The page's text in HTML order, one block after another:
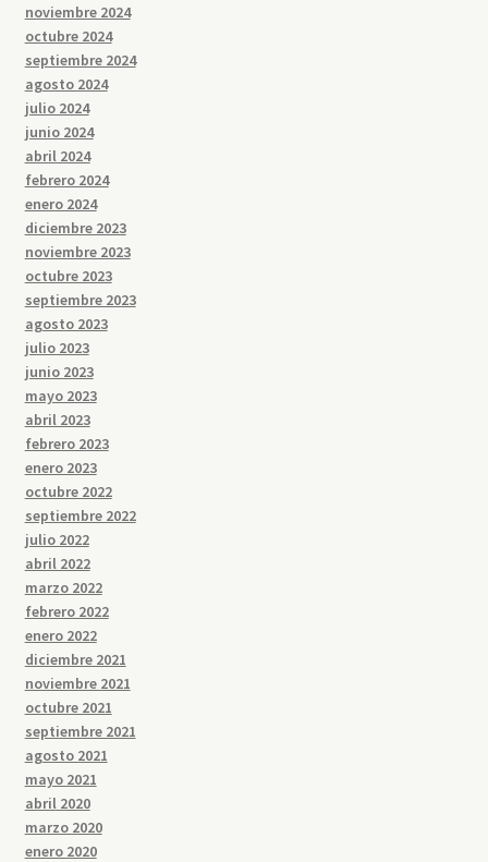
noviembre 2024
octubre 2024
septiembre 2024
agosto 2024
julio 2024
junio 2024
abril 2024
febrero 2024
enero 2024
diciembre 2023
noviembre 2023
octubre 2023
septiembre 2023
agosto 2023
julio 2023
junio 2023
mayo 2023
abril 2023
febrero 2023
enero 2023
octubre 2022
septiembre 2022
julio 2022
abril 2022
marzo 2022
febrero 2022
enero 2022
diciembre 2021
noviembre 2021
octubre 2021
septiembre 2021
agosto 2021
mayo 2021
abril 2020
marzo 2020
enero 2020